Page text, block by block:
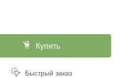
Купить
Быстрый заказ